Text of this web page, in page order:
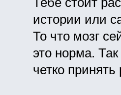
истории или
То что мозг
это норма.
четко